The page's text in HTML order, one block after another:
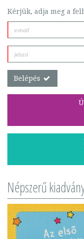
Kérjük, adja meg a
Belépés
Népszerű